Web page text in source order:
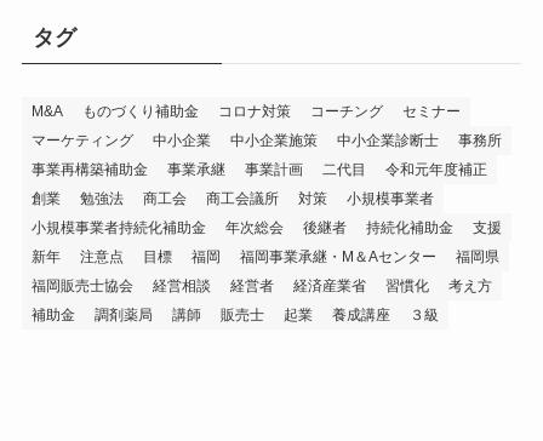
タグ
M&A ものづくり補助金 コロナ対策 コーチング
セミナー
マーケティング
中小企業 中小企業施策 中小企業診断士
事務所
事業再構築補助金
事業承継 事業計画 二代目
令和元年度補正
創業
勉強法 商工会 商工会議所 対策
小規模事業者
小規模事業者持続化補助金
年次総会 後継者 持続化補助金
支援
新年
注意点 目標 福岡 福岡事業承継・M＆Aセンター
福岡県
福岡販売士協会
経営相談 経営者 経済産業省 習慣化
考え方
補助金
調剤薬局 講師 販売士 起業 養成講座 ３級